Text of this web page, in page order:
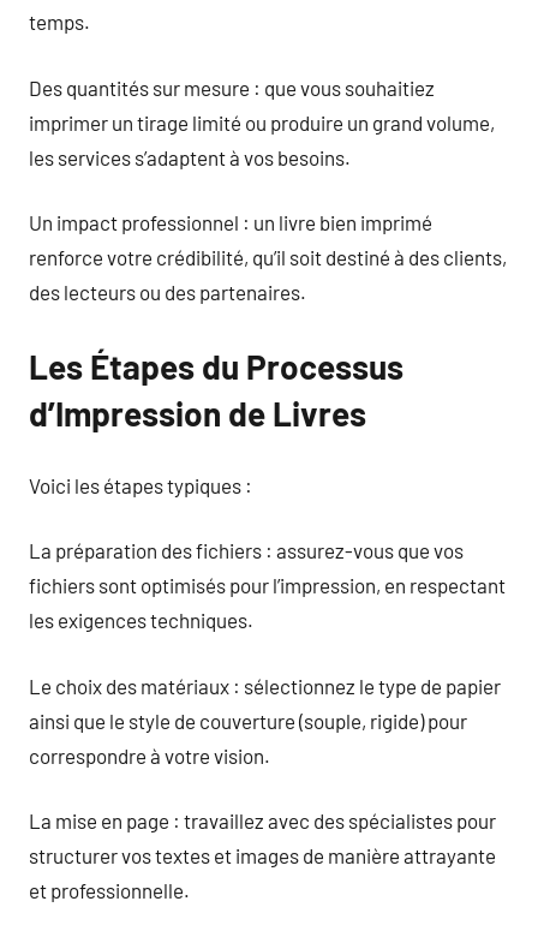
temps.
Des quantités sur mesure : que vous souhaitiez
imprimer un tirage limité ou produire un grand volume,
les services s’adaptent à vos besoins.
Un impact professionnel : un livre bien imprimé
renforce votre crédibilité, qu’il soit destiné à des clients,
des lecteurs ou des partenaires.
Les Étapes du Processus
d’Impression de Livres
Voici les étapes typiques :
La préparation des fichiers : assurez-vous que vos
fichiers sont optimisés pour l’impression, en respectant
les exigences techniques.
Le choix des matériaux : sélectionnez le type de papier
ainsi que le style de couverture (souple, rigide) pour
correspondre à votre vision.
La mise en page : travaillez avec des spécialistes pour
structurer vos textes et images de manière attrayante
et professionnelle.